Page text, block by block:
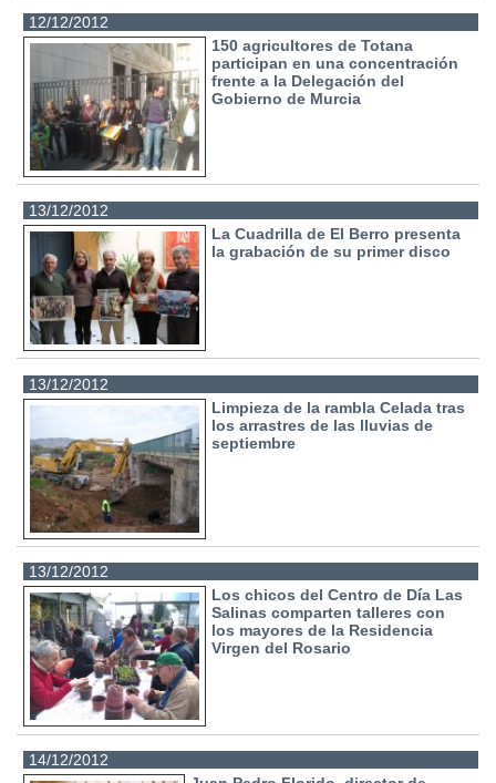
12/12/2012
150 agricultores de Totana
participan en una concentración
frente a la Delegación del
Gobierno de Murcia
13/12/2012
La Cuadrilla de El Berro presenta
la grabación de su primer disco
13/12/2012
Limpieza de la rambla Celada tras
los arrastres de las lluvias de
septiembre
13/12/2012
Los chicos del Centro de Día Las
Salinas comparten talleres con
los mayores de la Residencia
Virgen del Rosario
14/12/2012